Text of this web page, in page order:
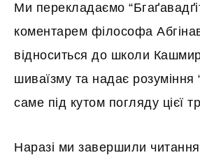
Ми перекладаємо
коментарем філософа
відноситься до школи
шиваїзму та надає розуміння
саме під кутом погляду цієї
Наразі ми завершили